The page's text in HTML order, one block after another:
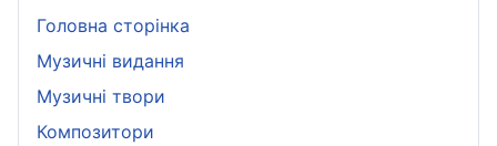
Головна сторінка
Музичні видання
Музичні твори
Композитори